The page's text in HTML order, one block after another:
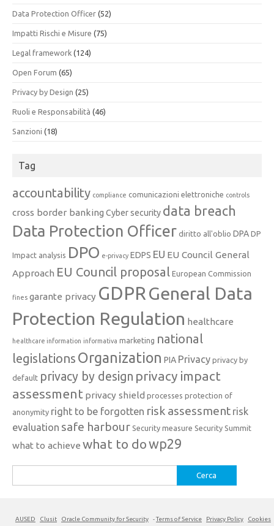
Data Protection Officer (52)
Impatti Rischi e Misure (75)
Legal framework (124)
Open Forum (65)
Privacy by Design (25)
Ruoli e Responsabilità (46)
Sanzioni (18)
Tag
accountability compliance comunicazioni elettroniche controls
cross border banking Cyber security data breach
Data Protection Officer diritto all'oblio DPA DP
Impact analysis DPO e-privacy EDPS EU EU Council General
Approach EU Council proposal European Commission
fines garante privacy GDPRGeneral Data
Protection Regulation healthcare
healthcare information informativa marketing national
legislations Organization PIA Privacy privacy by
default privacy by design privacy impact
assessment privacy shield processes protection of
anonymity right to be forgotten risk assessment risk
evaluation safe harbour Security measure Security Summit
what to achieve what to dowp29
per:
AUSED Clusit Oracle Community for Security -Terms of Service Privacy Policy
Cookies